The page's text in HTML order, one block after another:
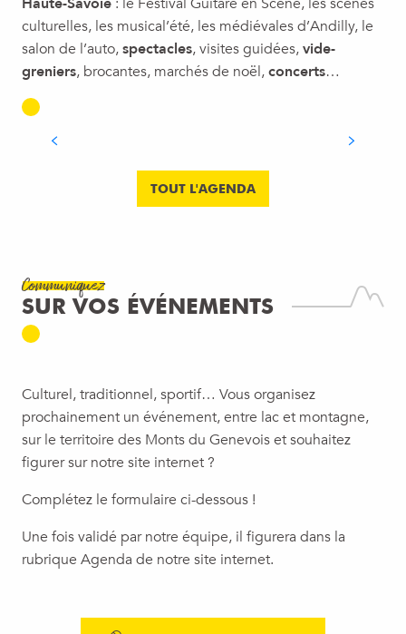
culturelles, les musical’été, les médiévales d’Andilly, le
salon de l’auto,spectacles, visites guidées,vide-
greniers, brocantes, marchés de noël,concerts…
TOUT L'AGENDA
Communiquez
SUR VOS ÉVÉNEMENTS
Culturel, traditionnel, sportif… Vous organisez
prochainement un événement, entre lac et montagne,
sur le territoire des Monts du Genevois et souhaitez
figurer sur notre site internet ?
Complétez le formulaire ci-dessous !
Une fois validé par notre équipe, il figurera dans la
rubrique Agenda de notre site internet.